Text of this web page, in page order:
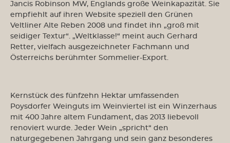
Jancis Robinson MW, Englands große Weinkapazität. Sie
empfiehlt auf ihren Website speziell den Grünen
Veltliner Alte Reben 2008 und findet ihn „groß mit
seidiger Textur“. „Weltklasse!“ meint auch Gerhard
Retter, vielfach ausgezeichneter Fachmann und
Österreichs berühmter Sommelier-Export.
Kernstück des fünfzehn Hektar umfassenden
Poysdorfer Weinguts im Weinviertel ist ein Winzerhaus
mit 400 Jahre altem Fundament, das 2013 liebevoll
renoviert wurde. Jeder Wein „spricht“ den
naturgegebenen Jahrgang und sein ganz besonderes